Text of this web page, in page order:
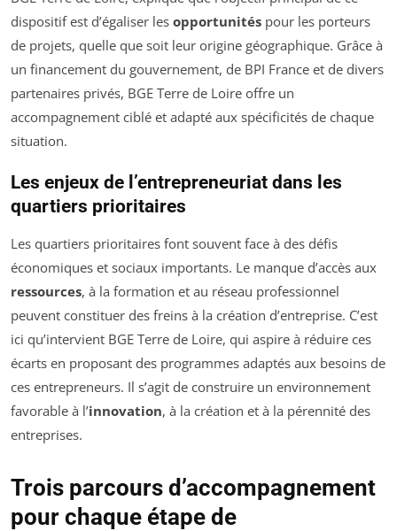
dispositif est d’égaliser les opportunités pour les porteurs
de projets, quelle que soit leur origine géographique. Grâce à
un financement du gouvernement, de BPI France et de divers
partenaires privés, BGE Terre de Loire offre un
accompagnement ciblé et adapté aux spécificités de chaque
situation.
Les enjeux de l’entrepreneuriat dans les
quartiers prioritaires
Les quartiers prioritaires font souvent face à des défis
économiques et sociaux importants. Le manque d’accès aux
ressources, à la formation et au réseau professionnel
peuvent constituer des freins à la création d’entreprise. C’est
ici qu’intervient BGE Terre de Loire, qui aspire à réduire ces
écarts en proposant des programmes adaptés aux besoins de
ces entrepreneurs. Il s’agit de construire un environnement
favorable à l’innovation, à la création et à la pérennité des
entreprises.
Trois parcours d’accompagnement
pour chaque étape de